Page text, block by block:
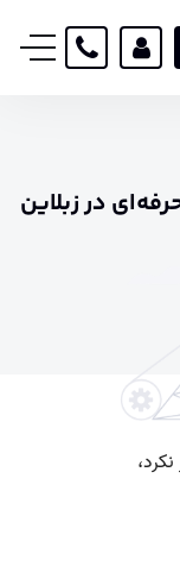
در زبلاین